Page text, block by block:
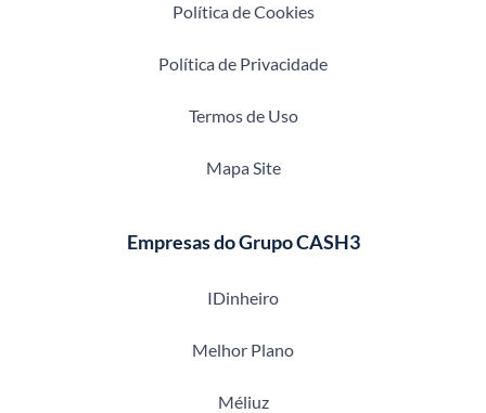
Política de Cookies
Política de Privacidade
Termos de Uso
Mapa Site
Empresas do Grupo CASH3
IDinheiro
Melhor Plano
Méliuz